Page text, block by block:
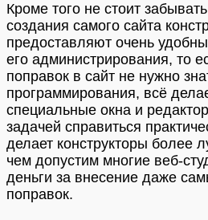
Кроме того не стоит
создания самого сайта
предоставляют очень
его администрирования, то
поправок в сайт не нужно
программирования, всё
специальные окна и
задачей справиться
делает конструкторы более
чем допустим многие веб-
деньги за внесение даже
поправок.